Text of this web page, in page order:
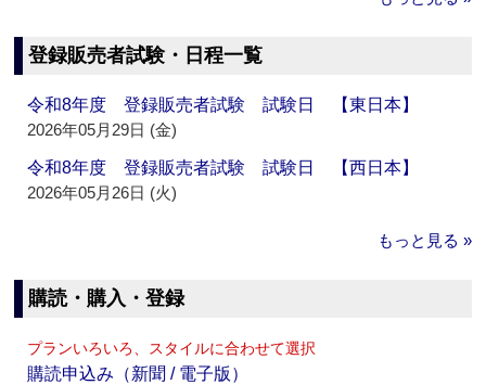
登録販売者試験・日程一覧
令和8年度 登録販売者試験 試験日 【東日本】
2026年05月29日 (金)
令和8年度 登録販売者試験 試験日 【西日本】
2026年05月26日 (火)
もっと見る »
購読・購入・登録
プランいろいろ、スタイルに合わせて選択
購読申込み（新聞 / 電子版）